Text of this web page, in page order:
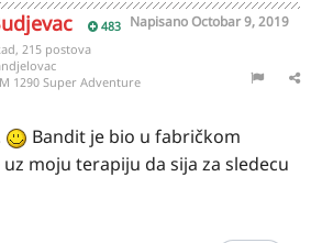
483 NapisanoOctobar 9, 2019
215 postova
1290 Super Adventure
Bandit je bio u fabričkom
moju terapiju da sija za sledecu